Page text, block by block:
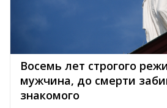
Восемь лет строгого
мужчина, до смерти
знакомого